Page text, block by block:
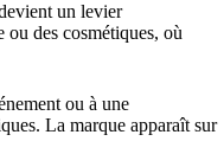
un levier
des cosmétiques, où
ou à une
La marque apparaît sur